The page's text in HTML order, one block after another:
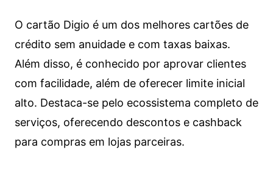
O cartão Digio é um dos melhores cartões de
crédito sem anuidade e com taxas baixas.
Além disso, é conhecido por aprovar clientes
com facilidade, além de oferecer limite inicial
alto. Destaca-se pelo ecossistema completo de
serviços, oferecendo descontos e cashback
para compras em lojas parceiras.